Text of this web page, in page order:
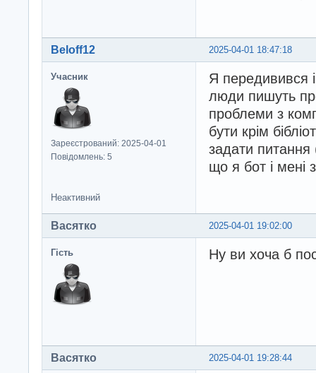
2025-04-01 18:47:18
Beloff12
Учасник
Зареєстрований: 2025-04-01
Повідомлень: 5
Я передивився
люди пишуть
проблеми з
бути крім
задати питання
що я бот і мені
Неактивний
2025-04-01 19:02:00
Васятко
Гість Ну ви хоча б
2025-04-01 19:28:44
Васятко